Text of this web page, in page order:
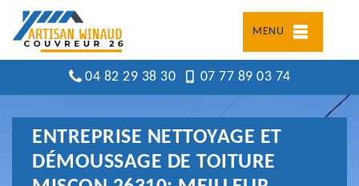
MENU
04 82 29 38 30 07 77 89 03 74
ENTREPRISE NETTOYAGE ET
DÉMOUSSAGE DE TOITURE